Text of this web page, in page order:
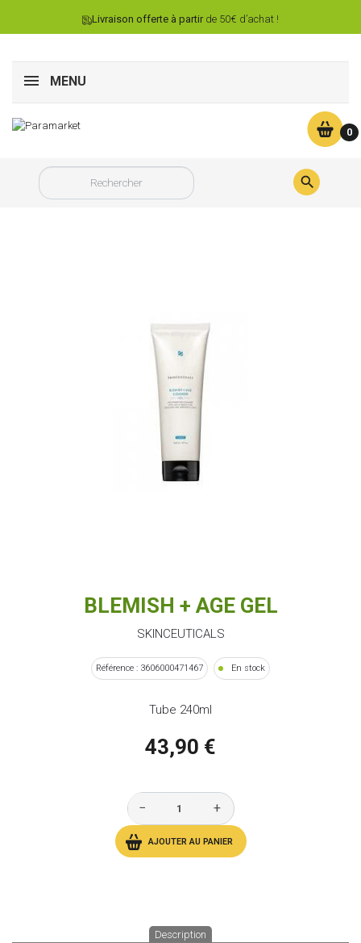
Livraison offerte à partirde 50€ d’achat !
MENU
0

BLEMISH + AGE GEL
SKINCEUTICALS
Référence : 3606000471467 En stock
Tube 240ml
43,90 €
− +
AJOUTER AU PANIER
Description